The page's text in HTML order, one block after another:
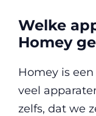
Welke
Homey
Homey is
veel
zelfs, dat we